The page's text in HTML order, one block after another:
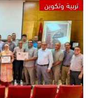
تربية وتكوين